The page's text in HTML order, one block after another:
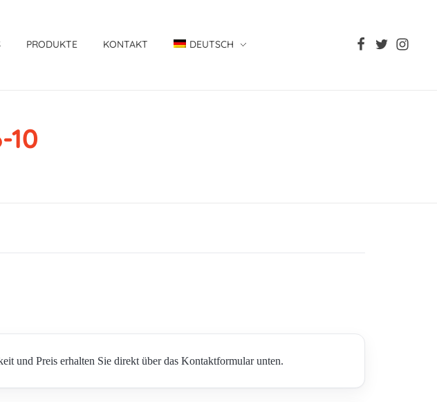
PRODUKTE KONTAKT DEUTSCH
10
und Preis erhalten Sie direkt über das Kontaktformular unten.